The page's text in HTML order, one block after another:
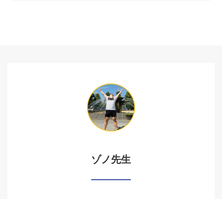
ゾノ先生